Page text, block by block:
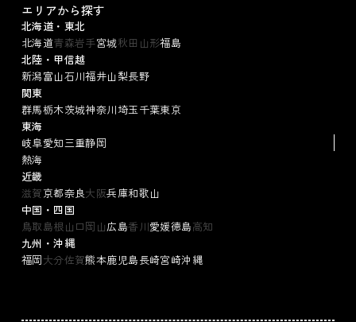
エリアから探す
北海道・東北
北海道青森岩手宮城秋田 山形福島
北陸・甲信越
新潟富山石川福井山梨長野
関東
群馬栃木茨城神奈川埼玉千葉東京
東海
岐阜愛知三重静岡
熱海
近畿
滋賀京都奈良大阪兵庫和歌山
中国・四国
鳥取島根 山口岡山広島香川愛媛徳島高知
九州・沖縄
福岡大分佐賀熊本鹿児島長崎宮崎沖縄